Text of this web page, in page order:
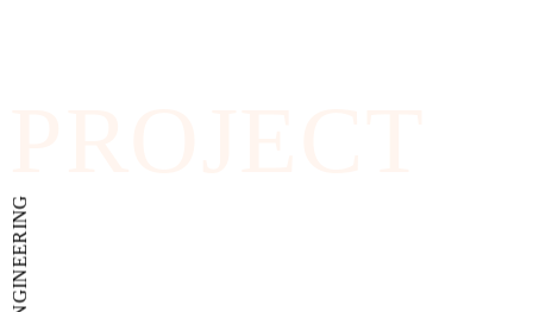
ENGINEERING